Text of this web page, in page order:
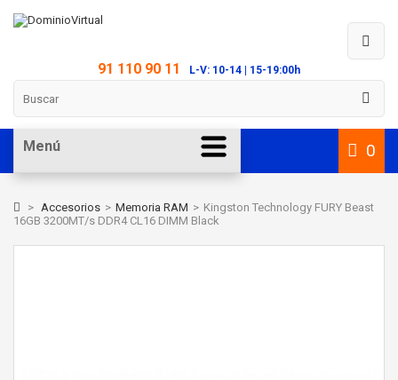
91 110 90 11 L-V: 10-14 | 15-19:00h
0
Menú
> Accesorios > Memoria RAM > Kingston Technology FURY Beast
16GB 3200MT/s DDR4 CL16 DIMM Black